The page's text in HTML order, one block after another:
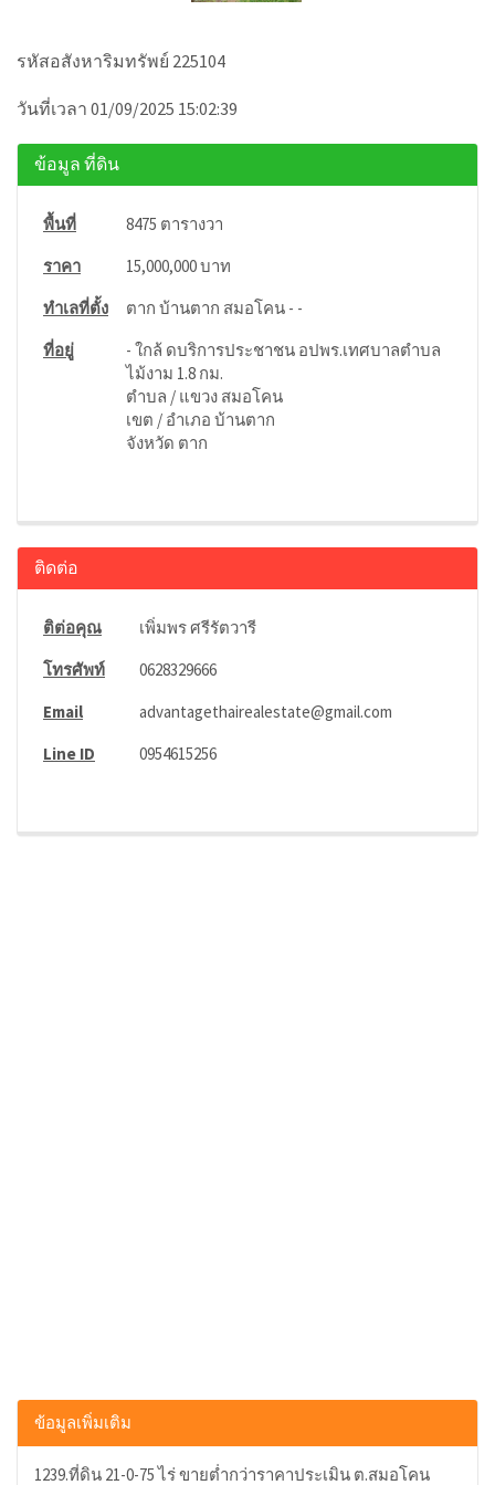
รหัสอสังหาริมทรัพย์ 225104
วันที่เวลา 01/09/2025 15:02:39
ข้อมูล ที่ดิน
พื้นที่
8475 ตารางวา
ราคา
15,000,000 บาท
ทำเลที่ตั้ง
ตาก บ้านตาก สมอโคน - -
ที่อยู่
- ใกล้ ดบริการประชาชน อปพร.เทศบาลตำบล
ไม้งาม 1.8 กม.
ตำบล / แขวง สมอโคน
เขต / อำเภอ บ้านตาก
จังหวัด ตาก
ติดต่อ
ติต่อคุณ
เพิ่มพร ศรีรัตวารี
โทรศัพท์
0628329666
Email
advantagethairealestate@gmail.com
Line ID
0954615256
ข้อมูลเพิ่มเติม
1239.ที่ดิน 21-0-75 ไร่ ขายต่ำกว่าราคาประเมิน ต.สมอโคน